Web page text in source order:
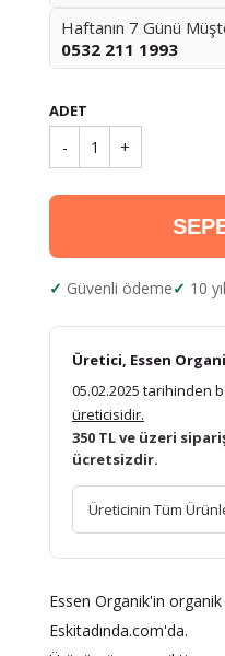
Haftanın 7 Günü
0532 211 1993
ADET
- 1 +
Güvenli ödeme 10
Üretici, Essen
05.02.2025 tarihinden
üreticisidir.
350 TL ve üzeri
ücretsizdir.
Üreticinin Tüm
Essen Organik'in organik
Eskitadında.com'da.